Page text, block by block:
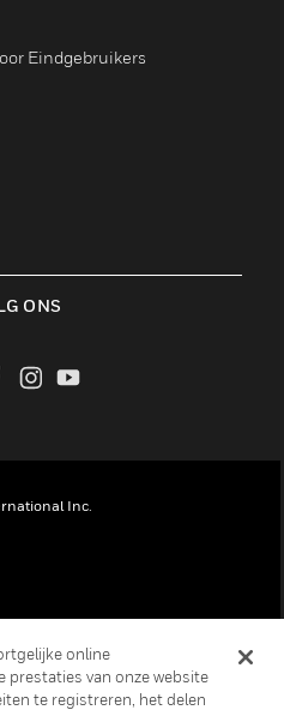
Eindgebruikers
ONS
Inc.
online
van onze website
te registreren, het delen